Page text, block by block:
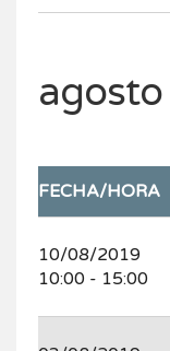
FECHA/HORA
10/08/2019
10:00 - 15:00